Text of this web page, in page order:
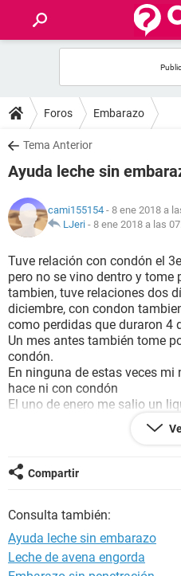
FOROS
SALUD
FAMILIA
NUTRICIÓN
BIENESTAR
SEXUALIDAD
GLOSARIO
Foros Embarazo
Tema Anterior
Ayuda leche sin
cami155154 - 8 ene 2018 a
LJeri - 8 ene 2018 a las
Tuve relación con condón el
pero no se vino dentro y tome
tambien, tuve relaciones dos
diciembre, con condon
como perdidas que duraron 4
Un mes antes también tome
condón.
En ninguna de estas veces
hace ni con condón
El uno de enero me salio un
hasta hoy 8 me hicieron
me dijeron que hasta 35 es
mi ciclo y dio negativo. Que
los pechos? Me asusta aun
cuidarme y bueno.
Compartir
Consulta también:
Ayuda leche sin embarazo
Leche de avena engorda